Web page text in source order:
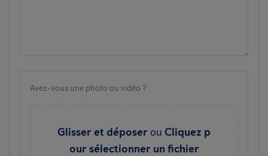
Avez-vous une photo ou vidéo ?
Glisser et déposerou Cliquez p
our sélectionner un fichier